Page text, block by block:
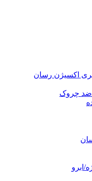
اکسیژن رسان
ضد چروک
ابرو